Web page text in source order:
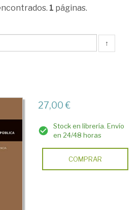
1 páginas.
↑
27,00 €
Stock en librería. Envío
en 24/48 horas
COMPRAR